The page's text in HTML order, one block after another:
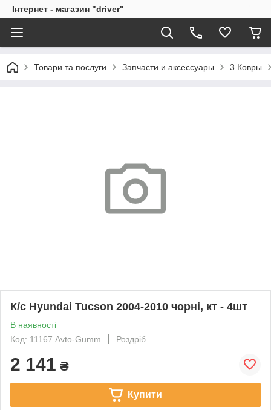
Інтернет - магазин "driver"
Товари та послуги Запчасти и аксессуары 3.Ковры
К/с Hyundai Tucson 2004-2010 чорні, кт - 4шт
В наявності
Код: 11167 Avto-Gumm
Роздріб
2 141 ₴
Купити